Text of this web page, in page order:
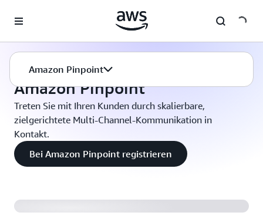
Überspringen zum Hauptinhalt
Amazon Pinpoint
Amazon Pinpoint
Treten Sie mit Ihren Kunden durch skalierbare,
zielgerichtete Multi-Channel-Kommunikation in
Kontakt.
Bei Amazon Pinpoint registrieren